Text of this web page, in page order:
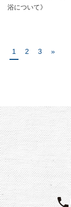
浴について》
1 2 3 »